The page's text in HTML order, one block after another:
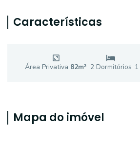
Características
Área Privativa 82m² 2Dormitórios 1
Mapa do imóvel